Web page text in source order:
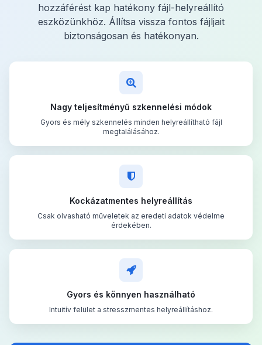
hozzáférést kap hatékony fájl-helyreállító
eszközünkhöz. Állítsa vissza fontos fájljait
biztonságosan és hatékonyan.
Nagy teljesítményű szkennelési módok
Gyors és mély szkennelés minden helyreállítható fájl
megtalálásához.
Kockázatmentes helyreállítás
Csak olvasható műveletek az eredeti adatok védelme
érdekében.
Gyors és könnyen használható
Intuitív felület a stresszmentes helyreállításhoz.